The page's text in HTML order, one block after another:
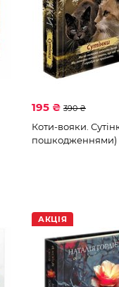
195 ₴ 390 ₴
Коти-вояки.
пошкодженнями)
АКЦІЯ